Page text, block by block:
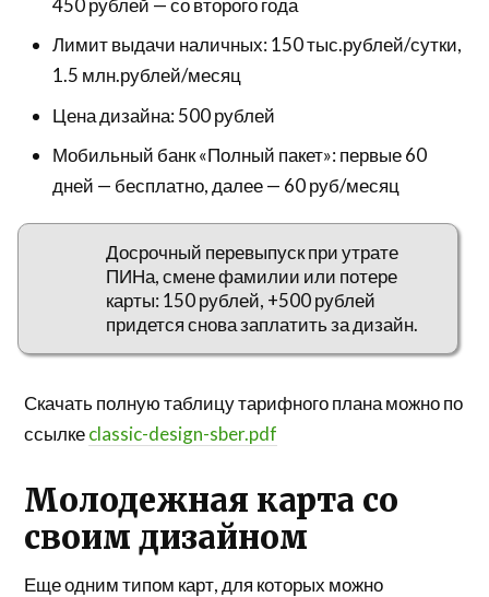
Лимит выдачи наличных: 150 тыс.рублей/сутки,
1.5 млн.рублей/месяц
Цена дизайна: 500 рублей
Мобильный банк «Полный пакет»: первые 60
дней — бесплатно, далее — 60 руб/месяц
Досрочный перевыпуск при утрате
ПИНа, смене фамилии или потере
карты: 150 рублей, +500 рублей
придется снова заплатить за дизайн.
Скачать полную таблицу тарифного плана можно по
ссылкеclassic-design-sber.pdf
Молодежная карта со
своим дизайном
Еще одним типом карт, для которых можно